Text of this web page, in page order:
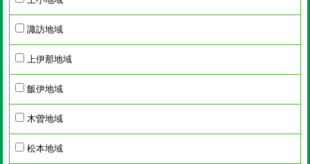
諏訪地域
上伊那地域
飯伊地域
木曽地域
松本地域